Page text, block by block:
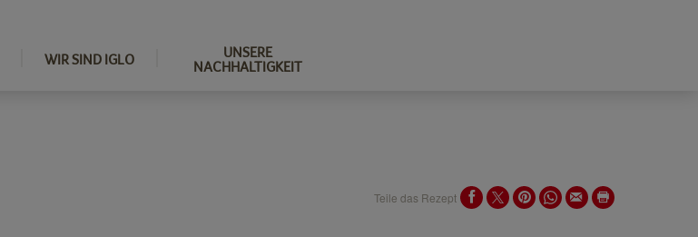
WIR SIND IGLO
UNSERE
NACHHALTIGKEIT
Teile das Rezept